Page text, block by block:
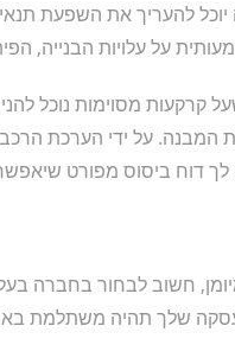
יוכל להעריך את השפעת
על עלויות הבנייה,
קרקעות מסוימות נוכל
על ידי הערכת
דוח ביסוס מפורט
חשוב לבחור בחברה
שלך תהיה משתלמת